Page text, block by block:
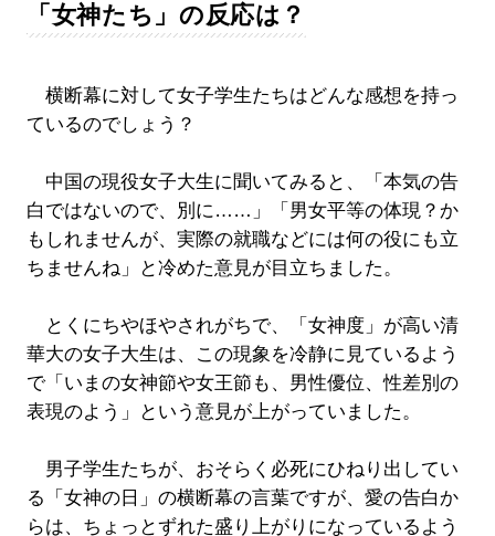
「女神たち」の反応は？
横断幕に対して女子学生たちはどんな感想を持っ
ているのでしょう？
中国の現役女子大生に聞いてみると、「本気の告
白ではないので、別に……」「男女平等の体現？か
もしれませんが、実際の就職などには何の役にも立
ちませんね」と冷めた意見が目立ちました。
とくにちやほやされがちで、「女神度」が高い清
華大の女子大生は、この現象を冷静に見ているよう
で「いまの女神節や女王節も、男性優位、性差別の
表現のよう」という意見が上がっていました。
男子学生たちが、おそらく必死にひねり出してい
る「女神の日」の横断幕の言葉ですが、愛の告白か
らは、ちょっとずれた盛り上がりになっているよう